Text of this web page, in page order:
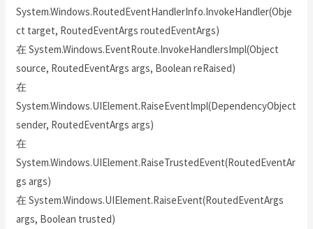
System.Windows.RoutedEventHandlerInfo.InvokeHandler(Obje
ct target, RoutedEventArgs routedEventArgs)
在 System.Windows.EventRoute.InvokeHandlersImpl(Object
source, RoutedEventArgs args, Boolean reRaised)
在
System.Windows.UIElement.RaiseEventImpl(DependencyObject
sender, RoutedEventArgs args)
在
System.Windows.UIElement.RaiseTrustedEvent(RoutedEventAr
gs args)
在 System.Windows.UIElement.RaiseEvent(RoutedEventArgs
args, Boolean trusted)